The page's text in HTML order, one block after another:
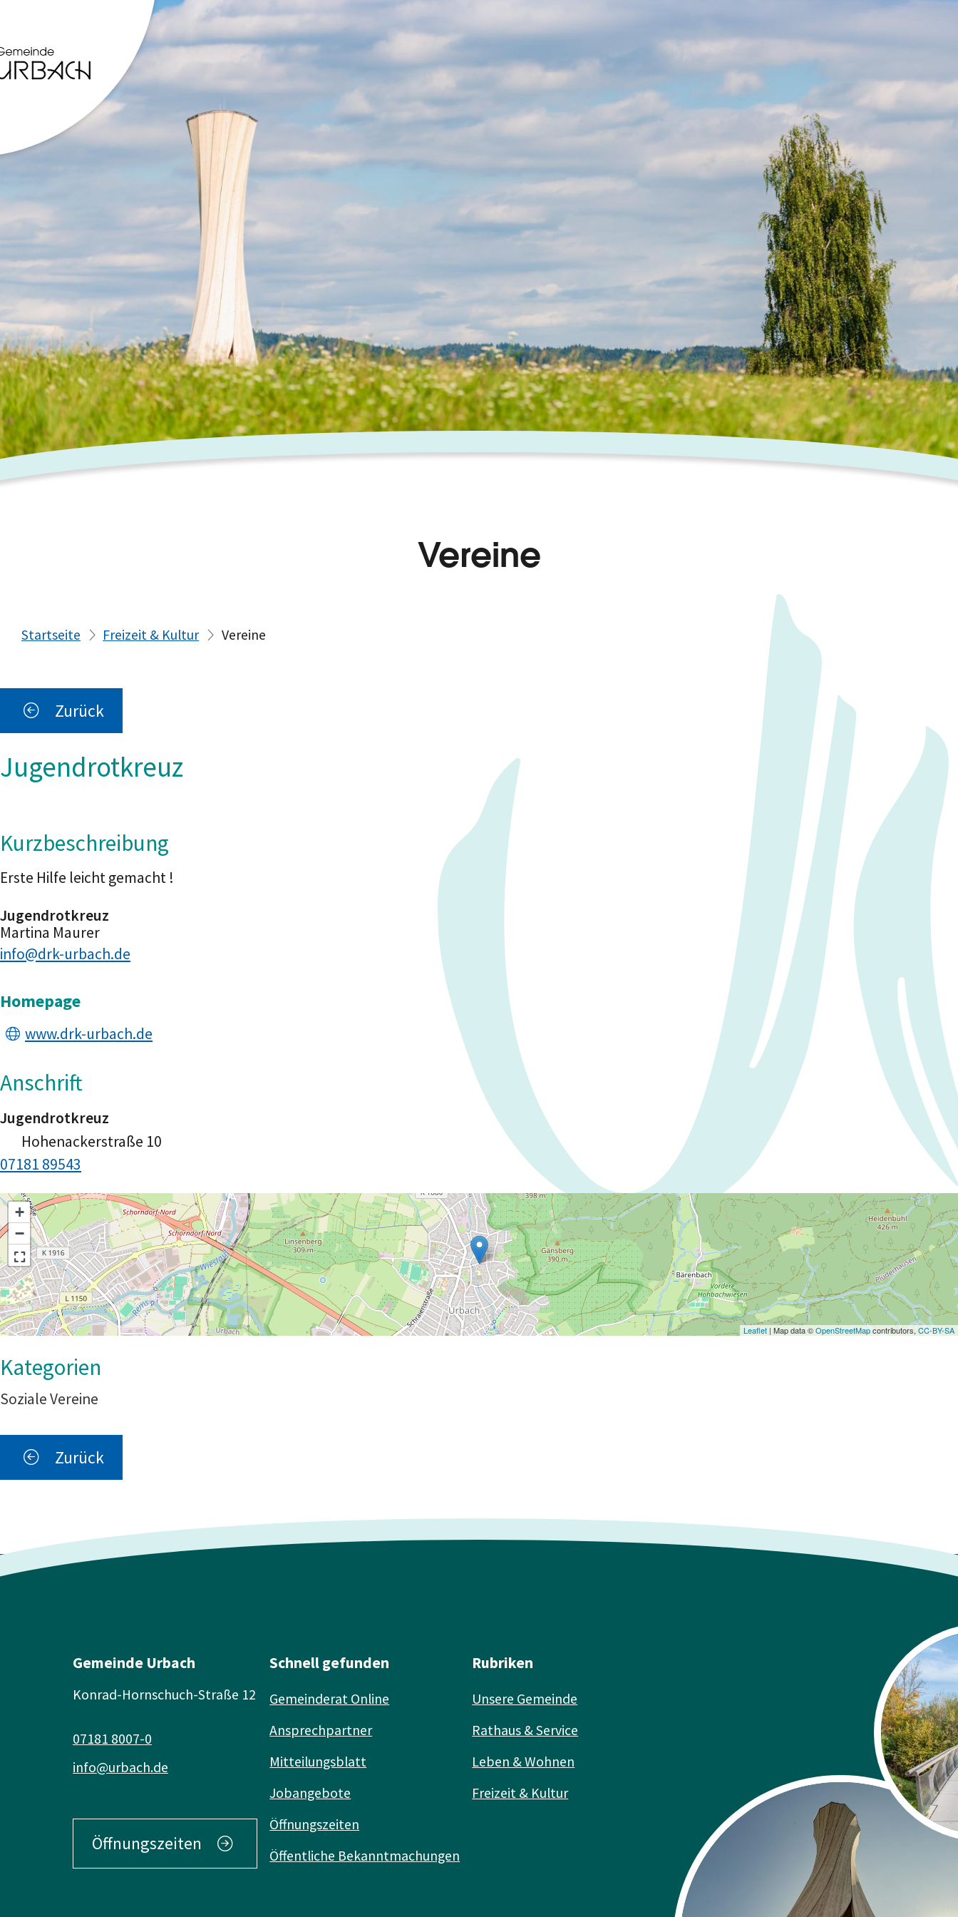
Vereine
Startseite Freizeit & Kultur Vereine
Zurück
Jugendrotkreuz
Kurzbeschreibung
Erste Hilfe leicht gemacht !
Martina Maurer
Jugendrotkreuz
info@drk-urbach.de
Homepage
www.drk-urbach.de
Anschrift
Jugendrotkreuz
Hohenackerstraße 10
07181 89543
+
−
Leaflet | Map data ©OpenStreetMapcontributors,CC-BY-SA
Soziale Vereine
Zurück
Gemeinde Urbach
Konrad-Hornschuch-Straße 12
info@urbach.de
07181 8007-0
Öffnungszeiten
Schnell gefunden
Gemeinderat Online
Ansprechpartner
Mitteilungsblatt
Jobangebote
Öffnungszeiten
Öffentliche Bekanntmachungen
Rubriken
Unsere Gemeinde
Rathaus & Service
Leben & Wohnen
Freizeit & Kultur